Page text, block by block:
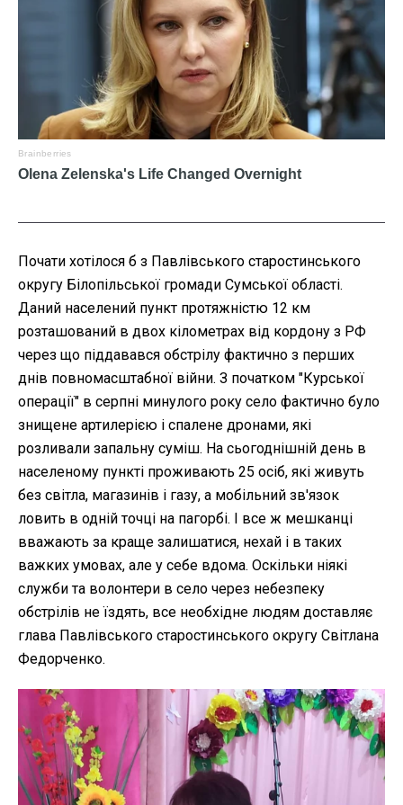
Почати хотілося б з Павлівського старостинського
округу Білопільської громади Сумської області.
Даний населений пункт протяжністю 12 км
розташований в двох кілометрах від кордону з РФ
через що піддавався обстрілу фактично з перших
днів повномасштабної війни. З початком "Курської
операції" в серпні минулого року село фактично було
знищене артилерією і спалене дронами, які
розливали запальну суміш. На сьогоднішній день в
населеному пункті проживають 25 осіб, які живуть
без світла, магазинів і газу, а мобільний зв'язок
ловить в одній точці на пагорбі. І все ж мешканці
вважають за краще залишатися, нехай і в таких
важких умовах, але у себе вдома. Оскільки ніякі
служби та волонтери в село через небезпеку
обстрілів не їздять, все необхідне людям доставляє
глава Павлівського старостинського округу Світлана
Федорченко.